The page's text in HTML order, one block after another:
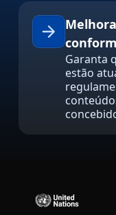
Ciências da Vida
Indústria
Instituições Públicas
Conheça a Lia
Tradução com IA
Garanta
estão